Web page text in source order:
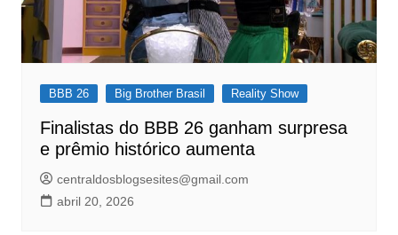
BBB 26 Big Brother Brasil Reality Show
Finalistas do BBB 26 ganham surpresa
e prêmio histórico aumenta
centraldosblogsesites@gmail.com
abril 20, 2026